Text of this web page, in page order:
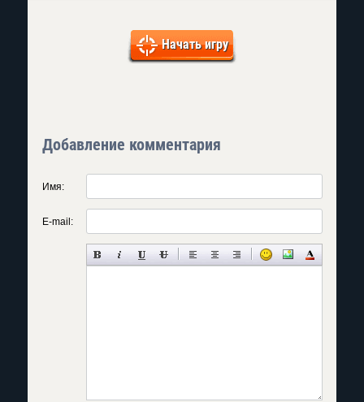
Начать игру
Добавление комментария
Имя:
E-mail: